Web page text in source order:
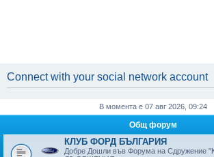
Connect with your social network account
В момента е 07 авг 2026, 09:24
Общ форум
КЛУБ ФОРД БЪЛГАРИЯ
Добре Дошли във Форума на Сдружение